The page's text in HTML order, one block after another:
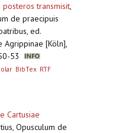
transmisit,
de praecipuis
ed.
Agrippinae [Köln],
53
BibTex RTF
Cartusiae
Opusculum de